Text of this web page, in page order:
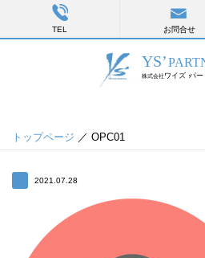
TEL お問合せ
トップページ ／ OPC01
2021.07.28